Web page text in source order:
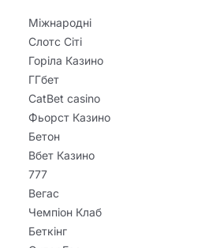
Міжнародні
Слотс Сіті
Горіла Казино
ГГбет
CatBet casino
Фьорст Казино
Бетон
Вбет Казино
777
Вегас
Чемпіон Клаб
Беткінг